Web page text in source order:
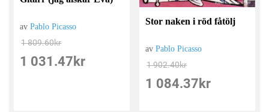
avPablo Picasso
1 809.60kr
1 031.47 kr
Stor naken i röd fåtölj
avPablo Picasso
1 902.40kr
1 084.37 kr